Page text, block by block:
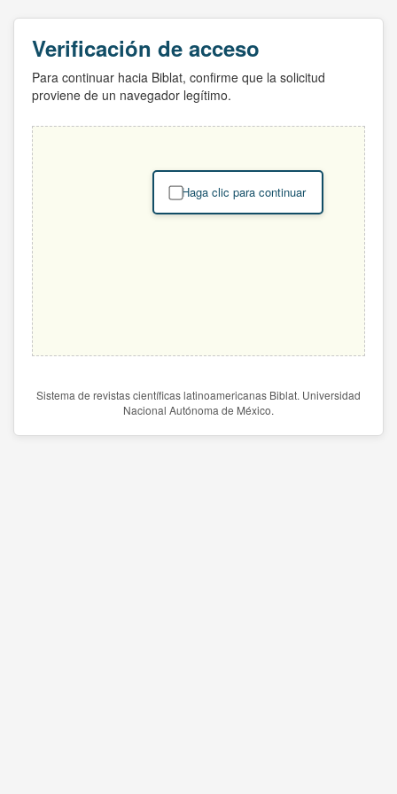
Verificación de acceso
Para continuar hacia Biblat, confirme que la solicitud
proviene de un navegador legítimo.
Haga clic para continuar
Sistema de revistas científicas latinoamericanas Biblat. Universidad
Nacional Autónoma de México.